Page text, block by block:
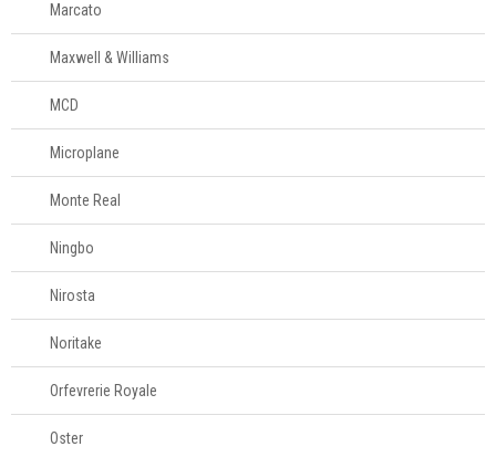
Marcato
Maxwell & Williams
MCD
Microplane
Monte Real
Ningbo
Nirosta
Noritake
Orfevrerie Royale
Oster